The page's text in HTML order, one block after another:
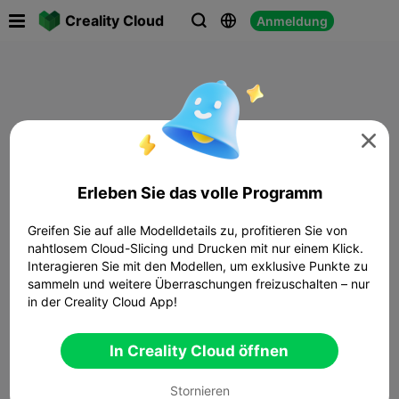
Creality Cloud   Anmeldung

Erleben Sie das volle Programm
Greifen Sie auf alle Modelldetails zu, profitieren Sie von
nahtlosem Cloud-Slicing und Drucken mit nur einem Klick.
Interagieren Sie mit den Modellen, um exklusive Punkte zu
sammeln und weitere Überraschungen freizuschalten – nur
in der Creality Cloud App!
In Creality Cloud öffnen
Stornieren